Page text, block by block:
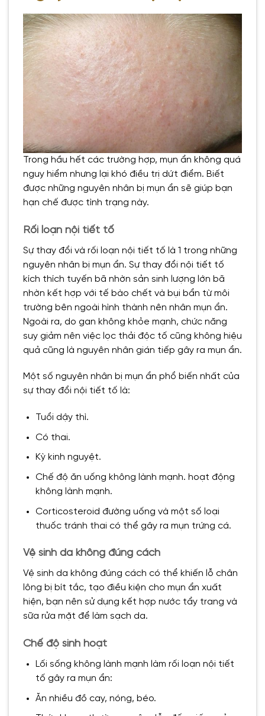
Trong hầu hết các trường hợp, mụn ẩn không quá
nguy hiểm nhưng lại khó điều trị dứt điểm. Biết
được những nguyên nhân bị mụn ẩn sẽ giúp bạn
hạn chế được tình trạng này.
Rối loạn nội tiết tố
Sự thay đổi và rối loạn nội tiết tố là 1 trong những
nguyên nhân bị mụn ẩn. Sự thay đổi nội tiết tố
kích thích tuyến bã nhờn sản sinh lượng lớn bã
nhờn kết hợp với tế bào chết và bụi bẩn từ môi
trường bên ngoài hình thành nên nhân mụn ẩn.
Ngoài ra, do gan không khỏe mạnh, chức năng
suy giảm nên việc lọc thải độc tố cũng không hiệu
quả cũng là nguyên nhân gián tiếp gây ra mụn ẩn.
Một số nguyên nhân bị mụn ẩn phổ biến nhất của
sự thay đổi nội tiết tố là:
Tuổi dậy thì.
Có thai.
Kỳ kinh nguyệt.
Chế độ ăn uống không lành mạnh. hoạt động
không lành mạnh.
Corticosteroid đường uống và một số loại
thuốc tránh thai có thể gây ra mụn trứng cá.
Vệ sinh da không đúng cách
Vệ sinh da không đúng cách có thể khiến lỗ chân
lông bị bít tắc, tạo điều kiện cho mụn ẩn xuất
hiện, bạn nên sử dụng kết hợp nước tẩy trang và
sữa rửa mặt để làm sạch da.
Chế độ sinh hoạt
Lối sống không lành mạnh làm rối loạn nội tiết
tố gây ra mụn ẩn:
Ăn nhiều đồ cay, nóng, béo.